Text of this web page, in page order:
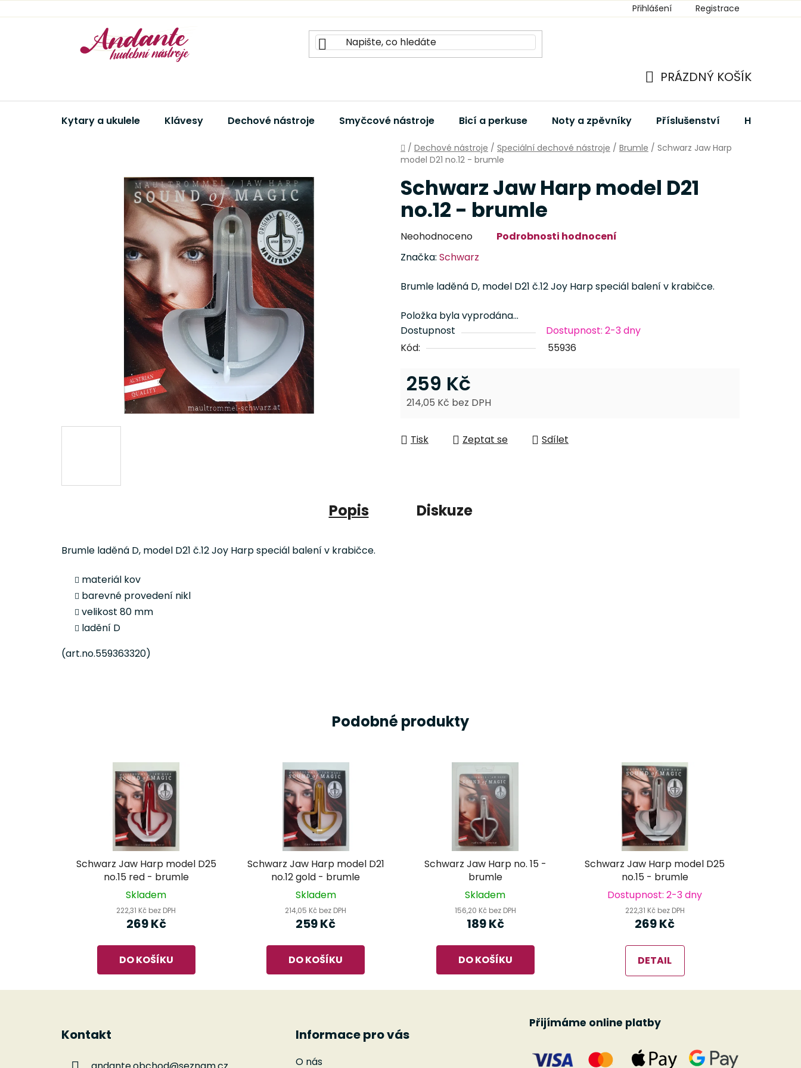
na
Přihlášení Registrace
KOŠÍK
PRÁZDNÝ KOŠÍK
Kytary a ukulele Klávesy Dechové nástroje Smyčcové nástroje Bicí a perkuse Noty a zpěvníky Příslušenství Hudební
Domů
/ Dechové nástroje / Speciální dechové nástroje / Brumle / Schwarz Jaw Harp
model D21 no.12 - brumle
Schwarz Jaw Harp model D21
no.12 - brumle
Průměrné
produktu
je
z
5
hvězdiček.
Neohodnoceno
Podrobnosti hodnocení
Značka: Schwarz
Brumle laděná D, model D21 č.12 Joy Harp speciál balení v krabičce.
Položka byla vyprodána…
Dostupnost
Dostupnost: 2-3 dny
Kód:
55936
259 Kč
214,05 Kč bez DPH
Tisk
Zeptat se Sdílet
Popis Diskuze
Brumle laděná D, model D21 č.12 Joy Harp speciál balení v krabičce.
materiál kov
barevné provedení nikl
velikost 80 mm
ladění D
(art.no.559363320)
Podobné produkty
Schwarz Jaw Harp model D25
no.15 red - brumle
Skladem
222,31 Kč bez DPH
269 Kč
DO KOŠÍKU
Schwarz Jaw Harp model D21
no.12 gold - brumle
Skladem
214,05 Kč bez DPH
259 Kč
DO KOŠÍKU
Schwarz Jaw Harp no. 15 -
brumle
Skladem
156,20 Kč bez DPH
189 Kč
DO KOŠÍKU
Schwarz Jaw Harp model D25
no.15 - brumle
Dostupnost: 2-3 dny
222,31 Kč bez DPH
269 Kč
DETAIL
Kontakt Informace pro vás
O nás
Přijímáme online platby